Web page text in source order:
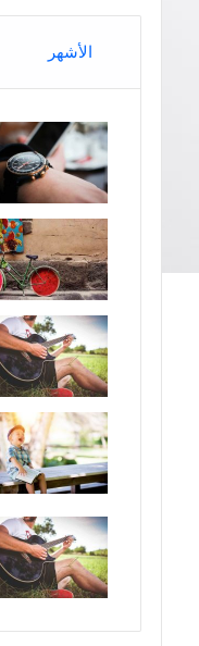
الأشهر